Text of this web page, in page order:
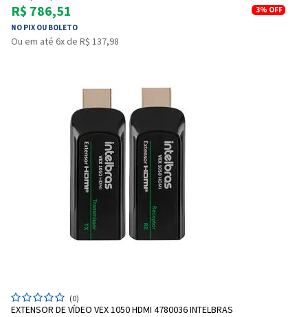
R$ 786,51
NO PIX OU BOLETO
3% OFF
Ou em até 6x de R$ 137,98
(0)
EXTENSOR DE VÍDEO VEX 1050 HDMI 4780036 INTELBRAS